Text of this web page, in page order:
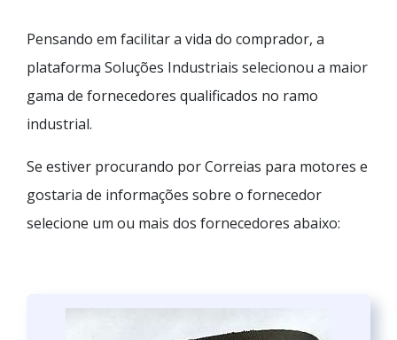
Pensando em facilitar a vida do comprador, a
plataforma Soluções Industriais selecionou a maior
gama de fornecedores qualificados no ramo
industrial.
Se estiver procurando por Correias para motores e
gostaria de informações sobre o fornecedor
selecione um ou mais dos fornecedores abaixo: